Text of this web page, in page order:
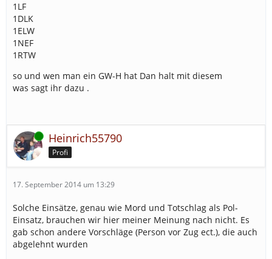
1LF
1DLK
1ELW
1NEF
1RTW
so und wen man ein GW-H hat Dan halt mit diesem
was sagt ihr dazu .
Online Heinrich55790
Profi
17. September 2014 um 13:29
Solche Einsätze, genau wie Mord und Totschlag als Pol-
Einsatz, brauchen wir hier meiner Meinung nach nicht. Es
gab schon andere Vorschläge (Person vor Zug ect.), die auch
abgelehnt wurden